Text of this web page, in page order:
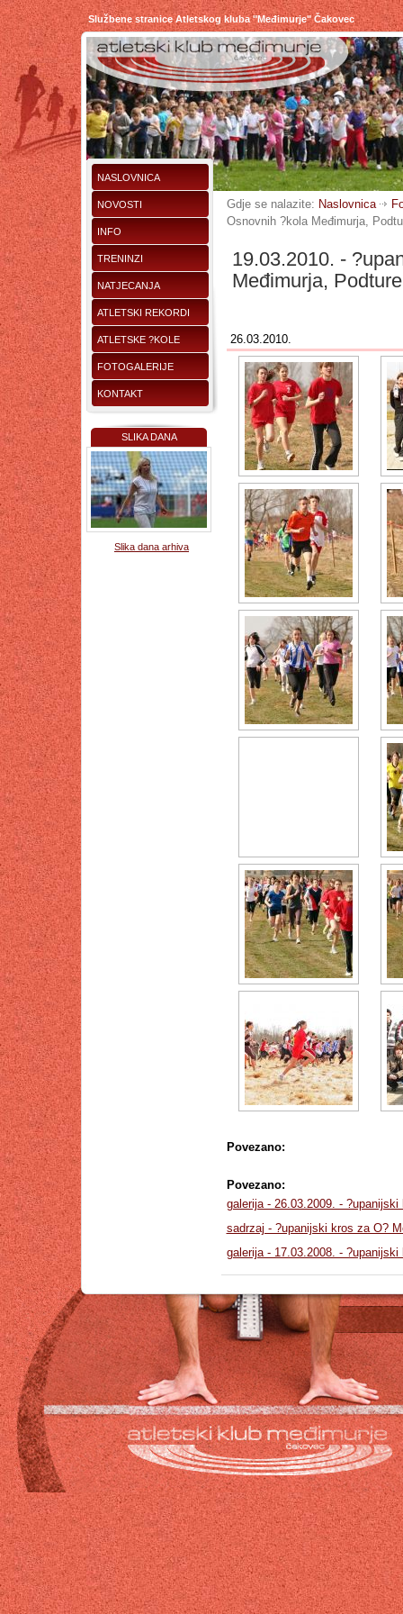
Službene stranice Atletskog kluba "Međimurje" Čakovec
NASLOVNICA
NOVOSTI
INFO
TRENINZI
NATJECANJA
ATLETSKI REKORDI
ATLETSKE ?KOLE
FOTOGALERIJE
KONTAKT
SLIKA DANA
Slika dana arhiva
Gdje se nalazite: Naslovnica
Osnovnih ?kola Međimurja,
19.03.2010. -
Međimurja,
26.03.2010.
Povezano:
Povezano:
galerija - 26.03.2009. -
sadrzaj - ?upanijski kros za O?
galerija - 17.03.2008. -